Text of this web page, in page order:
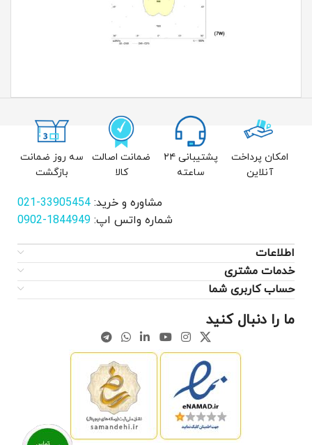
امکان پرداخت
آنلاین
پشتیبانی ۲۴
ساعته
ضمانت اصالت
کالا
سه روز ضمانت
بازگشت
مشاوره و خرید: 33905454-021
شماره واتس اپ:1844949-0902
اطلاعات
خدمات مشتری
حساب کاربری شما
ما را دنبال کنید